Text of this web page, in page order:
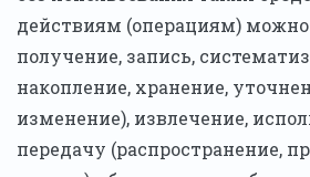
действиям (операциям) можно
получение, запись,
накопление, хранение,
изменение), извлечение,
передачу (распространение,